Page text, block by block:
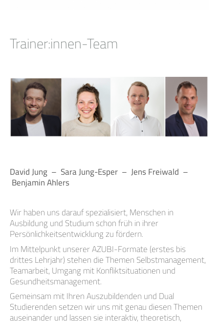
Trainer:innen-Team
David Jung – Sara Jung-Esper – Jens Freiwald –
Benjamin Ahlers
Wir haben uns darauf spezialisiert, Menschen in
Ausbildung und Studium schon früh in ihrer
Persönlichkeitsentwicklung zu fördern.
Im Mittelpunkt unserer AZUBI-Formate (erstes bis
drittes Lehrjahr) stehen die Themen Selbstmanagement,
Teamarbeit, Umgang mit Konfliktsituationen und
Gesundheitsmanagement.
Gemeinsam mit Ihren Auszubildenden und Dual
Studierenden setzen wir uns mit genau diesen Themen
auseinander und lassen sie interaktiv, theoretisch,